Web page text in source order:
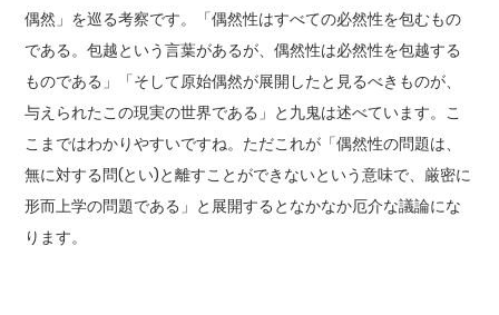
偶然」を巡る考察です。「偶然性はすべての必然性を包むもの
である。包越という言葉があるが、偶然性は必然性を包越する
ものである」「そして原始偶然が展開したと見るべきものが、
与えられたこの現実の世界である」と九鬼は述べています。こ
こまではわかりやすいですね。ただこれが「偶然性の問題は、
無に対する問(とい)と離すことができないという意味で、厳密に
形而上学の問題である」と展開するとなかなか厄介な議論にな
ります。